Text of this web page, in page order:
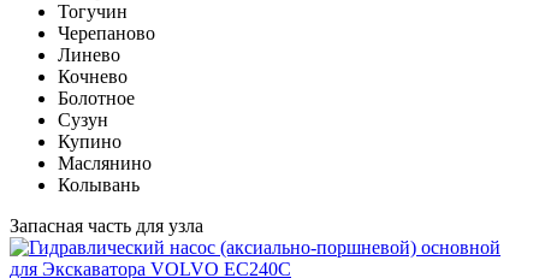
Тогучин
Черепаново
Линево
Кочнево
Болотное
Сузун
Купино
Маслянино
Колывань
Запасная часть для узла